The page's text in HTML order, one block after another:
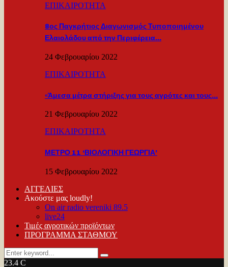
ΕΠΙΚΑΙΡΟΤΗΤΑ
8ος Παγκρήτιος Διαγωνισμός Τυποποιημένου
Ελαιολάδου από την Περιφέρεια…
24 Φεβρουαρίου 2022
ΕΠΙΚΑΙΡΟΤΗΤΑ
«Άμεσα μέτρα στήριξης για τους αγρότες και τους…
21 Φεβρουαρίου 2022
ΕΠΙΚΑΙΡΟΤΗΤΑ
ΜΕΤΡΟ 11 ‘ΒΙΟΛΟΓΙΚΗ ΓΕΩΡΓΙΑ’
15 Φεβρουαρίου 2022
ΑΓΓΕΛΙΕΣ
Ακούστε μας loudly!
On air radio vereniki 89.5
live24
Τιμές αγροτικών προϊόντων
ΠΡΟΓΡΑΜΜΑ ΣΤΑΘΜΟΥ
Search
for:
Search
23.4 C